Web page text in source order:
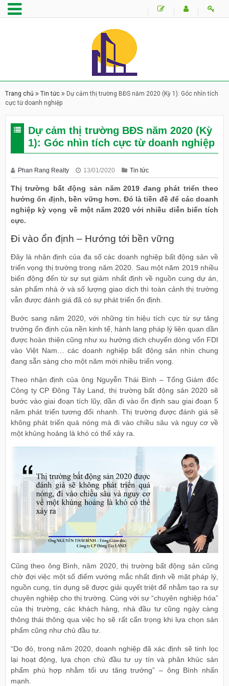
Trang chủ Tin tức
Dự cảm thị trường BĐS năm 2020 (Kỳ 1): Góc nhìn tích
cực từ doanh nghiệp
Dự cảm thị trường BĐS năm 2020 (Kỳ
1): Góc nhìn tích cực từ doanh nghiệp
Phan Rang Realty 13/01/2020 Tin tức
Thị trường bất động sản năm 2019 đang phát triển theo
hướng ổn định, bền vững hơn. Đó là tiền đề để các doanh
nghiệp kỳ vọng về một năm 2020 với nhiều diễn biến tích
cực.
Đi vào ổn định – Hướng tới bền vững
Đây là nhận định của đa số các doanh nghiệp bất động sản về
triển vọng thị trường trong năm 2020. Sau một năm 2019 nhiều
biến động đến từ sự sụt giảm nhất định về nguồn cung dự án,
sản phẩm nhà ở và số lượng giao dịch thì toàn cảnh thị trường
vẫn được đánh giá đã có sự phát triển ổn định.
Bước sang năm 2020, với những tín hiệu tích cực từ sự tăng
trưởng ổn định của nền kinh tế, hành lang pháp lý liên quan dần
được hoàn thiện cũng như xu hướng dịch chuyển dòng vốn FDI
vào Việt Nam… các doanh nghiệp bất động sản nhìn chung
đang sẵn sàng cho một năm mới nhiều triển vọng.
Theo nhận định của ông Nguyễn Thái Bình – Tổng Giám đốc
Công ty CP Đông Tây Land, thị trường bất động sản 2020 sẽ
bước vào giai đoạn tích lũy, dần đi vào ổn định sau giai đoạn 5
năm phát triển tương đối nhanh. Thị trường được đánh giá sẽ
không phát triển quá nóng mà đi vào chiều sâu và nguy cơ về
một khủng hoảng là khó có thể xảy ra.
Cũng theo ông Bình, năm 2020, thị trường bất động sản cũng
chờ đợi việc một số điểm vướng mắc nhất định về mặt pháp lý,
nguồn cung, tín dụng sẽ được giải quyết triệt để nhằm tạo ra sự
chuyên nghiệp cho thị trường. Cùng với sự “chuyên nghiệp hóa”
của thị trường, các khách hàng, nhà đầu tư cũng ngày càng
thông thái thông qua việc họ sẽ rất cẩn trọng khi lựa chọn sản
phẩm cũng như chủ đầu tư.
“Do đó, trong năm 2020, doanh nghiệp đã xác định sẽ tinh lọc
lại hoạt động, lựa chọn chủ đầu tư uy tín và phân khúc sản
phẩm phù hợp nhằm tối ưu tăng trưởng” – ông Bình nhấn
mạnh.